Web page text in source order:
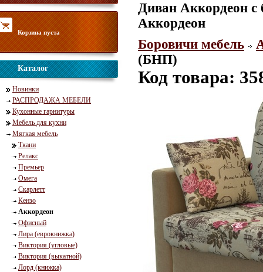
Корзина пуста
Каталог
Новинки
РАСПРОДАЖА МЕБЕЛИ
Кухонные гарнитуры
Мебель для кухни
Мягкая мебель
Ткани
Релакс
Премьер
Омега
Скарлетт
Кензо
Аккордеон
Офисный
Лира (еврокнижка)
Виктория (угловые)
Виктория (выкатной)
Лорд (книжка)
Диван Аккордеон
Аккордеон
Боровичи мебель
(БНП)
Код товара: